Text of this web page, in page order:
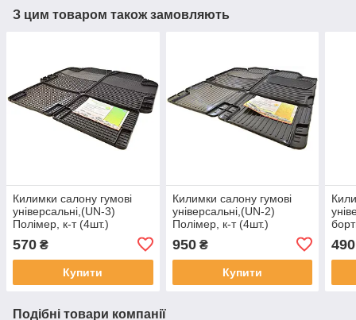
З цим товаром також замовляють
Килимки салону гумові
універсальні,(UN-3)
Полімер, к-т (4шт.)
570 ₴
Купити
Килимки салону гумові
універсальні,(UN-2)
Полімер, к-т (4шт.)
950₴
Купити
490
Подібні товари компанії